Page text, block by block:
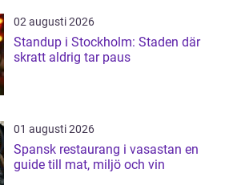
02 augusti 2026
Standup i Stockholm: Staden där
skratt aldrig tar paus
01 augusti 2026
Spansk restaurang i vasastan en
guide till mat, miljö och vin